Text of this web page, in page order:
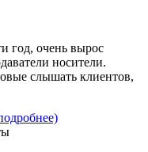
год, очень вырос
носители.
слышать клиентов,